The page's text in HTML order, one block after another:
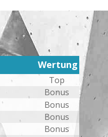
Wertung
Top
Bonus
Bonus
Bonus
Bonus